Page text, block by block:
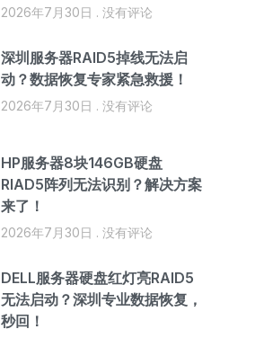
2026年7月30日 没有评论
深圳服务器RAID5掉线无法启
动？数据恢复专家紧急救援！
2026年7月30日 没有评论
HP服务器8块146GB硬盘
RIAD5阵列无法识别？解决方案
来了！
2026年7月30日 没有评论
DELL服务器硬盘红灯亮RAID5
无法启动？深圳专业数据恢复，
秒回！